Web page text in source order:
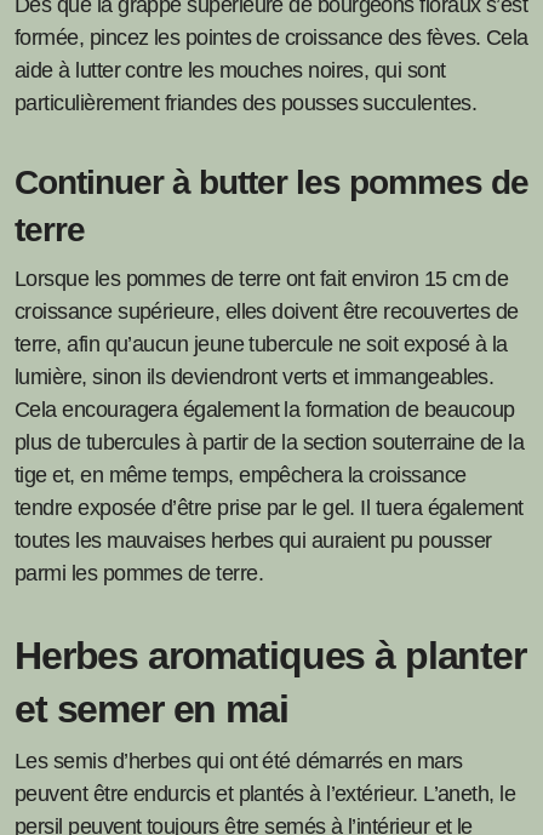
Dès que la grappe supérieure de bourgeons floraux s’est
formée, pincez les pointes de croissance des fèves. Cela
aide à lutter contre les mouches noires, qui sont
particulièrement friandes des pousses succulentes.
Continuer à butter les pommes de
terre
Lorsque les pommes de terre ont fait environ 15 cm de
croissance supérieure, elles doivent être recouvertes de
terre, afin qu’aucun jeune tubercule ne soit exposé à la
lumière, sinon ils deviendront verts et immangeables.
Cela encouragera également la formation de beaucoup
plus de tubercules à partir de la section souterraine de la
tige et, en même temps, empêchera la croissance
tendre exposée d’être prise par le gel. Il tuera également
toutes les mauvaises herbes qui auraient pu pousser
parmi les pommes de terre.
Herbes aromatiques à planter
et semer en mai
Les semis d’herbes qui ont été démarrés en mars
peuvent être endurcis et plantés à l’extérieur. L’aneth, le
persil peuvent toujours être semés à l’intérieur et le